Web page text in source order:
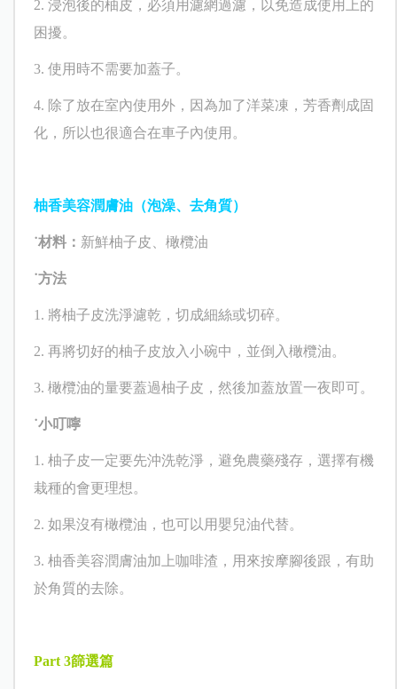
2. 浸泡後的柚皮，必須用濾網過濾，以免造成使用上的
困擾。
3. 使用時不需要加蓋子。
4. 除了放在室內使用外，因為加了洋菜凍，芳香劑成固
化，所以也很適合在車子內使用。
柚香美容潤膚油（泡澡、去角質）
˙材料： 新鮮柚子皮、橄欖油
˙方法
1. 將柚子皮洗淨濾乾，切成細絲或切碎。
2. 再將切好的柚子皮放入小碗中，並倒入橄欖油。
3. 橄欖油的量要蓋過柚子皮，然後加蓋放置一夜即可。
˙小叮嚀
1. 柚子皮一定要先沖洗乾淨，避免農藥殘存，選擇有機
栽種的會更理想。
2. 如果沒有橄欖油，也可以用嬰兒油代替。
3. 柚香美容潤膚油加上咖啡渣，用來按摩腳後跟，有助
於角質的去除。
Part 3篩選篇